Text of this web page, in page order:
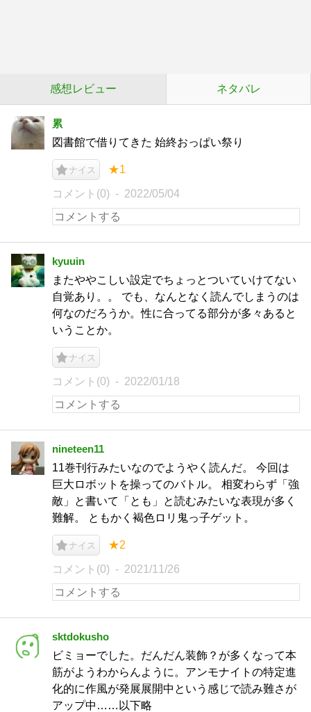
感想レビュー ネタバレ
累
図書館で借りてきた 始終おっぱい祭り
ナイス ★1
コメント(0) 2022/05/04
kyuuin
またややこしい設定でちょっとついていけてない
自覚あり。。 でも、なんとなく読んでしまうのは
何なのだろうか。性に合ってる部分が多々あると
いうことか。
ナイス
コメント(0) 2022/01/18
nineteen11
11巻刊行みたいなのでようやく読んだ。 今回は
巨大ロボットを操ってのバトル。 相変わらず「強
敵」と書いて「とも」と読むみたいな表現が多く
難解。 ともかく褐色ロリ鬼っ子ゲット。
ナイス ★2
コメント(0) 2021/11/26
sktdokusho
ビミョーでした。だんだん装飾？が多くなって本
筋がようわからんように。アンモナイトの特定進
化的に作風が発展展開中という感じで読み難さが
アップ中……以下略